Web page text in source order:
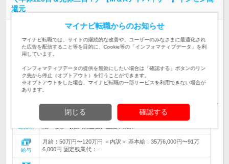
還元
完全週休2日制 女性のおしごと掲載中
情報更新日：2026/07/10 終了予定日：2026/12/31
仕事内容
事業を譲渡したい企業と、譲り受けたい企業とのマッチング事業
を展開する当社にて、M＆Aアドバイザーとしての業務全般をお
任せいたします。
ザーとしての実務経験
本社：大阪府大阪市中央区南船場2丁目4番8号 長堀プラザビル 転
給与
月給：50万円〜120万円 ＜内訳＞ 基本給：35万6,000円〜91万
6,000円 固定残業代：…
マイナビ転職からのお知らせ
マイナビ転職では、サイトの継続的な改善や、ユーザーのみなさまに最適化され
た広告を配信すること等を目的に、Cookie等の「インフォマティブデータ」を利
用しています。
インフォマティブデータの提供を無効にしたい場合は「確認する」ボタンのリン
ク先から停止（オプトアウト）を行うことができます。
※オプトアウトをした場合、マイナビ転職の一部サービスを利用できない場合が
あります。
閉じる 確認する